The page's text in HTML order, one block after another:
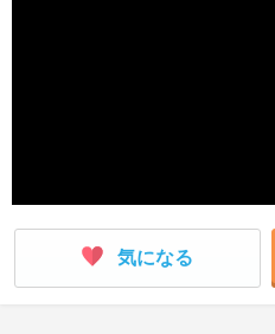
気になる